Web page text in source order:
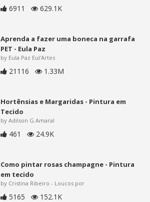
6911 629.1K
Aprenda a fazer uma boneca na garrafa
PET - Eula Paz
by Eula Paz Eul'Artes
21116 1.33M
Hortênsias e Margaridas - Pintura em
Tecido
by Adilson G.Amaral
461 24.9K
Como pintar rosas champagne - Pintura
em tecido
by Cristina Ribeiro - Loucos por
5165 152.1K